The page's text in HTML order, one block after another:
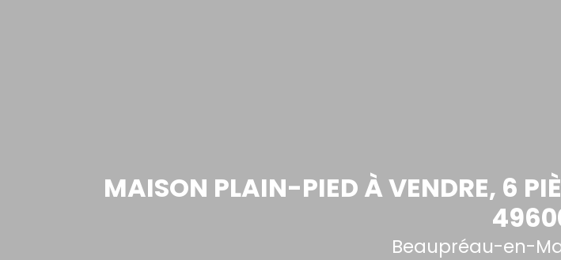
MAISON PLAIN-PIED À VENDRE, 6
Beaupréau-en-